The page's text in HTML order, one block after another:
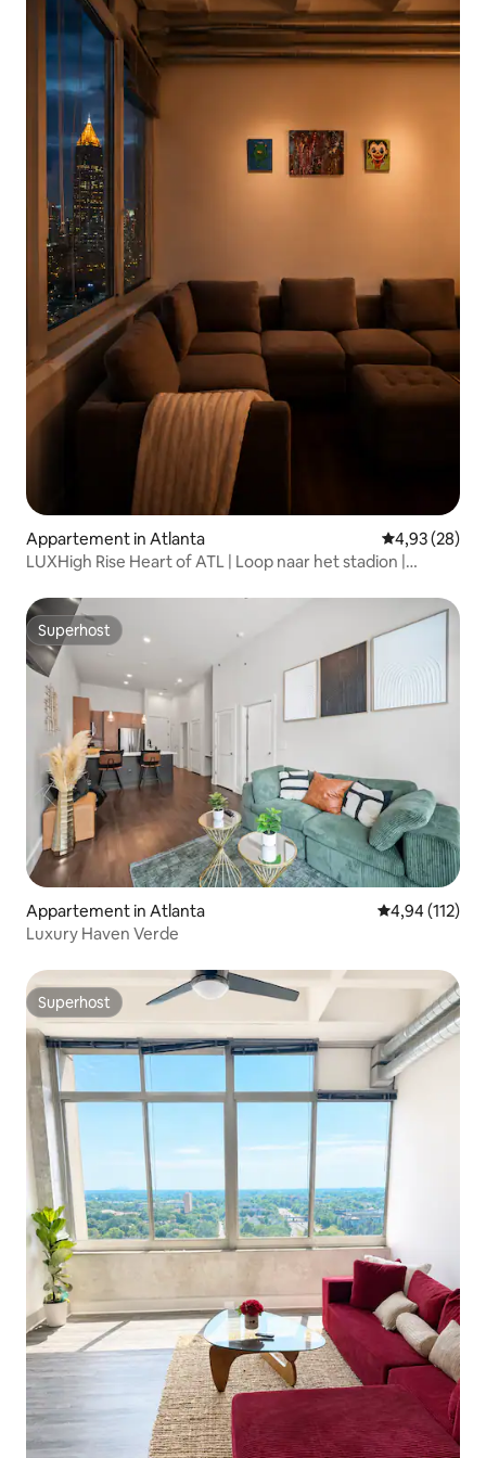
Appartement in Atlanta Gemiddelde
4,93 (28)
LUXHigh Rise Heart of ATL | Loop naar het stadion |
Superhost
Superhost
Appartement in Atlanta Gemiddelde
4,94 (112)
Luxury Haven Verde
Superhost
Superhost